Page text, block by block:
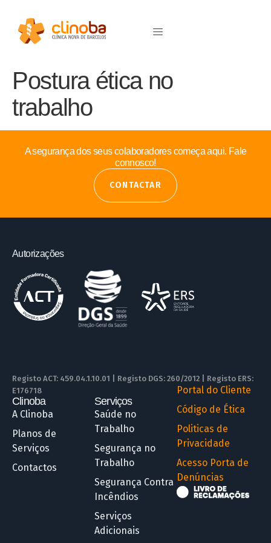
Postura ética no
trabalho
A segurança dos seus colaboradores começa aqui. Fale
connosco!
CONTACTAR
Autorizações
Registo ACT: 459.04.1.10.01 | Registo DGS: 260/2012 | Registo ERS:
E176718
Clinoba
A Clinoba
Planos de
Serviços
Contactos
Serviços
Saúde no
Trabalho
Segurança no
Trabalho
Segurança Contra
Incêndios
Serviços
Adicionais
Portal do Cliente
Código de Ética
Politicas de
Privacidade
Acesso Porta de
Denúncias